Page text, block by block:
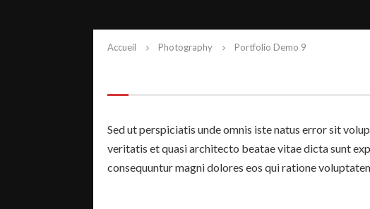
Accueil Photography Portfolio Demo 9
Sed ut perspiciatis unde omnis iste natus error sit
veritatis et quasi architecto beatae vitae dicta sunt
consequuntur magni dolores eos qui ratione